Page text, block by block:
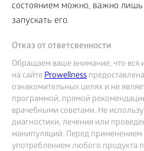
состоянием можно, важно лишь
запускать его.
Отказ от ответсвенности
Обращаем ваше внимание, что
на сайтеProwellness
ознакомительных целях и не
программой, прямой
врачебными советами. Не
диагностики, лечения или
манипуляций. Перед
употреблением любого продукта